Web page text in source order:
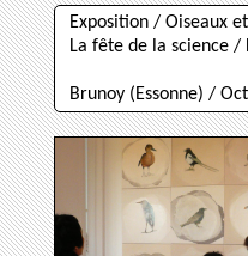
Exposition / Oiseaux
La fête de la science /
Brunoy (Essonne) /